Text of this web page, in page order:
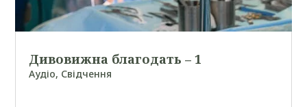
Дивовижна благодать – 1
Аудіо, Свідчення